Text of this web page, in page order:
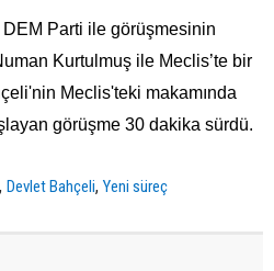
Parti ile görüşmesinin
Kurtulmuş ile Meclis’te bir
Meclis'teki makamında
görüşme 30 dakika sürdü.
,Devlet Bahçeli,Yeni süreç